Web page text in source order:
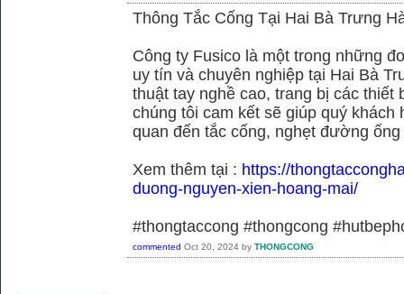
Thông Tắc Cống Tại Hai Bà Trưng
Công ty Fusico là một trong những
uy tín và chuyên nghiệp tại Hai Bà
thuật tay nghề cao, trang bị các thiết
chúng tôi cam kết sẽ giúp quý
quan đến tắc cống, nghẹt đường
Xem thêm tại : https://
duong-nguyen-xien-hoang-mai/
#thongtaccong #thongcong
commented Oct 20, 2024 by THONGCONG